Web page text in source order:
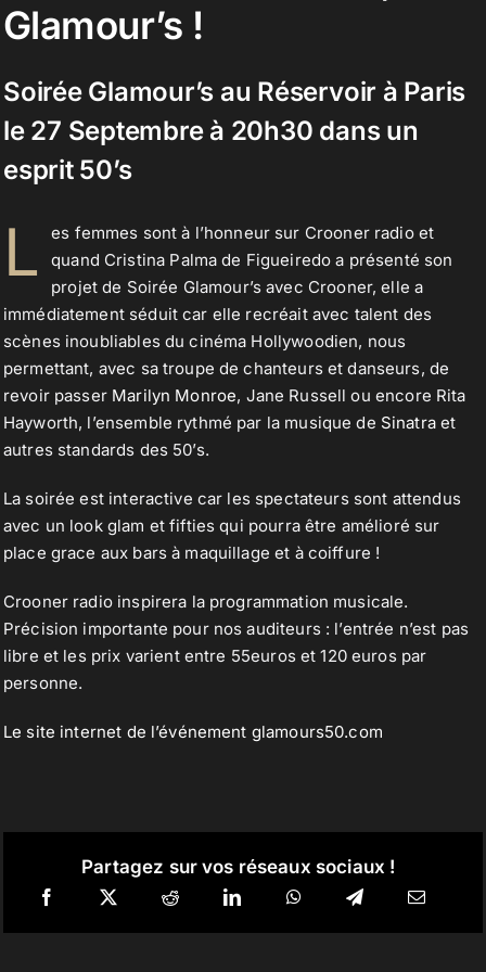
Contact
Glamour’s !
Soirée Glamour’s au Réservoir à Paris
le 27 Septembre à 20h30 dans un
esprit 50’s
L
es femmes sont à l’honneur sur Crooner radio et
quand Cristina Palma de Figueiredo a présenté son
projet de Soirée Glamour’s avec Crooner, elle a
immédiatement séduit car elle recréait avec talent des
scènes inoubliables du cinéma Hollywoodien, nous
permettant, avec sa troupe de chanteurs et danseurs, de
revoir passer Marilyn Monroe, Jane Russell ou encore Rita
Hayworth, l’ensemble rythmé par la musique de Sinatraet
autres standards des 50’s.
La soirée est interactive car les spectateurs sont attendus
avec un look glam et fifties qui pourra être amélioré sur
place grace aux bars à maquillage et à coiffure !
Crooner radio inspirera la programmation musicale.
Précision importante pour nos auditeurs : l’entrée n’est pas
libre et les prix varient entre 55euros et 120 euros par
personne.
Le site internet de l’événement glamours50.com
Partagez sur vos réseaux sociaux !